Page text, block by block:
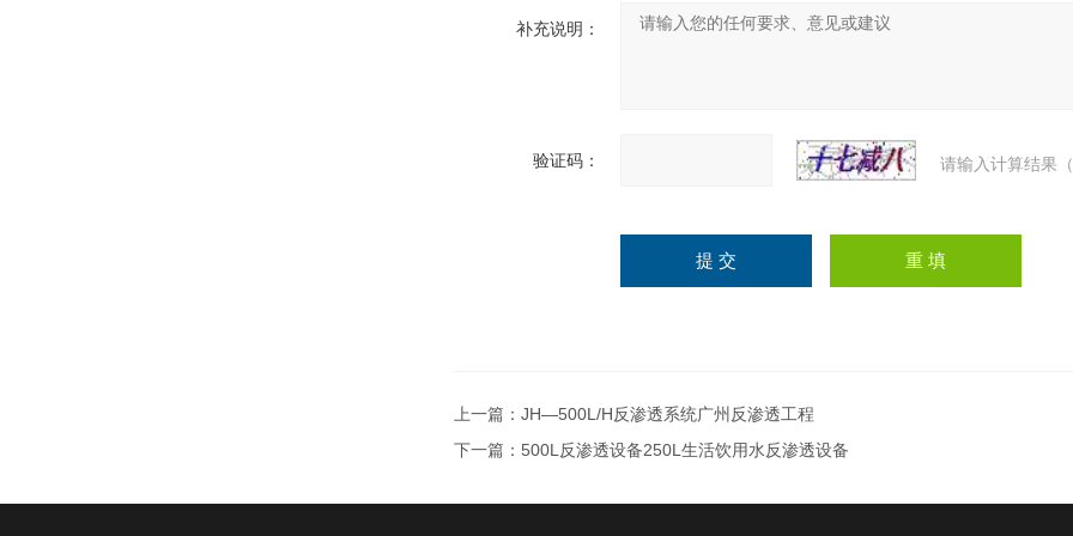
补充说明：
验证码： 请输入计算结果
上一篇： JH—500L/H反渗透系统广州反渗透工程
下一篇： 500L反渗透设备250L生活饮用水反渗透设备